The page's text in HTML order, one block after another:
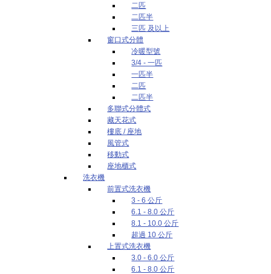
二匹
二匹半
三匹 及以上
窗口式分體
冷暖型號
3/4 - 一匹
一匹半
二匹
二匹半
多聯式分體式
藏天花式
樓底 / 座地
風管式
移動式
座地櫃式
洗衣機
前置式洗衣機
3 - 6 公斤
6.1 - 8.0 公斤
8.1 - 10.0 公斤
超過 10 公斤
上置式洗衣機
3.0 - 6.0 公斤
6.1 - 8.0 公斤